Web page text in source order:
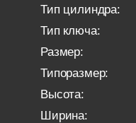
Тип цилиндра:
Тип ключа:
Размер:
Типоразмер:
Высота:
Ширина: